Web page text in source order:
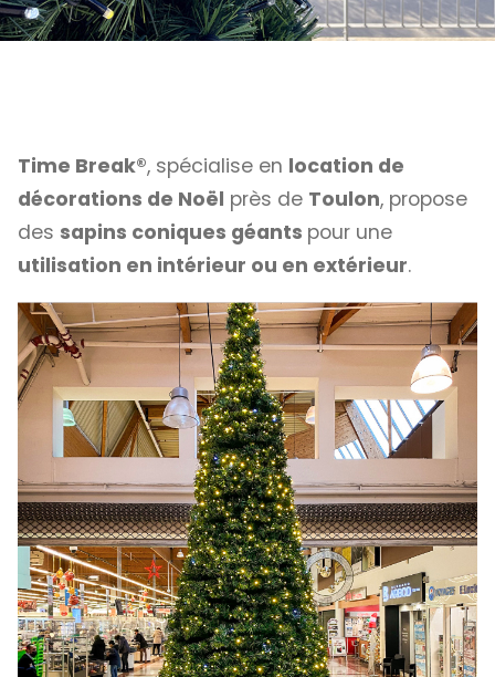
Time Break®, spécialise en location de
décorations de Noël près de Toulon, propose
des sapins coniques géants pour une
utilisation en intérieur ou en extérieur.